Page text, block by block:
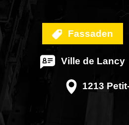
Fassaden
Ville de Lancy
1213